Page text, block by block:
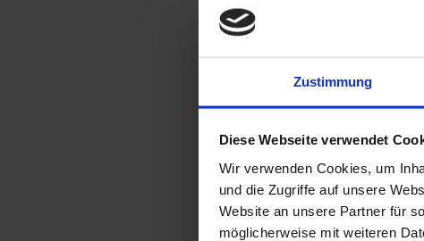
Zustimmung
Diese Webseite verwendet
Wir verwenden Cookies, um
und die Zugriffe auf unsere
Website an unsere Partner für
möglicherweise mit weiteren